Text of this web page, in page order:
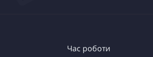
Час роботи